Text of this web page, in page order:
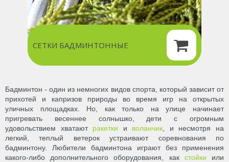
СЕТКИ БАДМИНТОННЫЕ
Бадминтон - один из немногих видов спорта, который зависит от
прихотей и капризов природы во время игр на открытых
уличных площадках. Но, как только на улице начинает
пригревать весеннее солнышко, дети с огромным
удовольствием хватают ракетки и воланчик , и несмотря на
легкий, теплый ветерок устраивают соревнования по
бадминтону. Любители бадминтона играют без применения
какого-либо дополнительного оборудования, как стойки или